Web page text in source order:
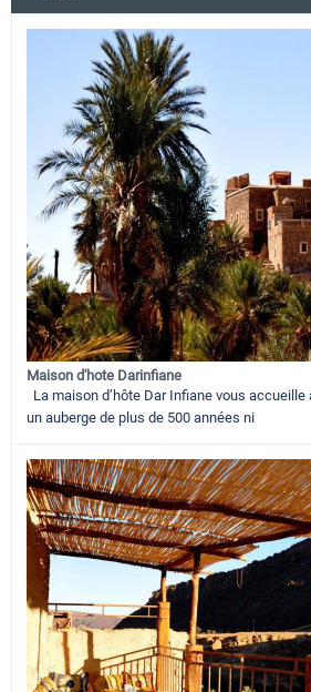
Maison d'hote Darinfiane
La maison d’hôte Dar Infiane vous accueille
un auberge de plus de 500 années ni